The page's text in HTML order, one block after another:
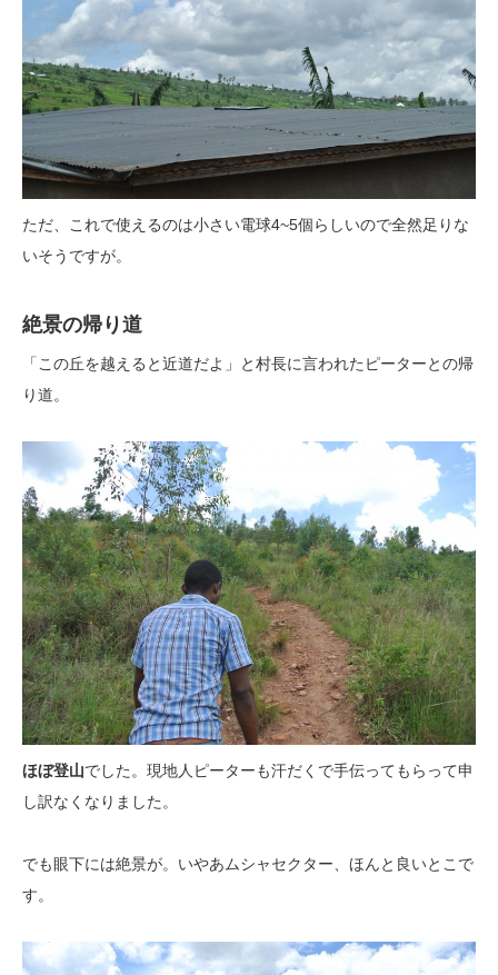
ただ、これで使えるのは小さい電球4~5個らしいので全然足りな
いそうですが。
絶景の帰り道
「この丘を越えると近道だよ」と村長に言われたピーターとの帰
り道。
ほぼ登山でした。現地人ピーターも汗だくで手伝ってもらって申
し訳なくなりました。
でも眼下には絶景が。いやあムシャセクター、ほんと良いとこで
す。